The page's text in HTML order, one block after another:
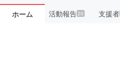
ホーム 活動報告20 支援者